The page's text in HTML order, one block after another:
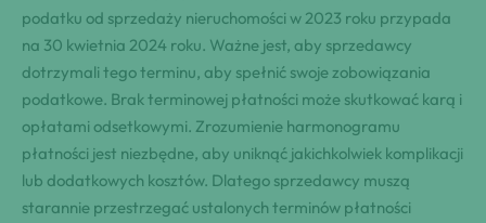
podatku od sprzedaży nieruchomości w 2023 roku przypada
na 30 kwietnia 2024 roku. Ważne jest, aby sprzedawcy
dotrzymali tego terminu, aby spełnić swoje zobowiązania
podatkowe. Brak terminowej płatności może skutkować karą i
opłatami odsetkowymi. Zrozumienie harmonogramu
płatności jest niezbędne, aby uniknąć jakichkolwiek komplikacji
lub dodatkowych kosztów. Dlatego sprzedawcy muszą
starannie przestrzegać ustalonych terminów płatności